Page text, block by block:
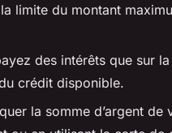
limite du montant
des intérêts que sur
crédit disponible.
la somme d’argent de